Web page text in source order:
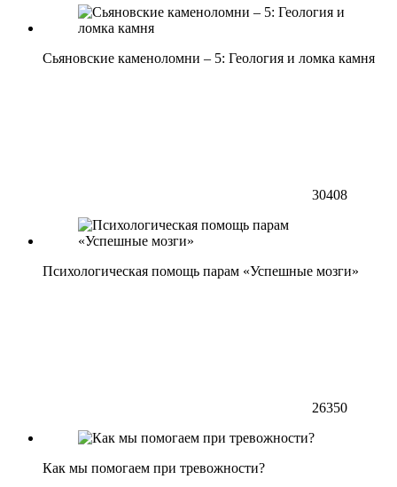
Сьяновские каменоломни – 5: Геология и ломка камня
30408
Психологическая помощь парам «Успешные мозги»
26350
Как мы помогаем при тревожности?